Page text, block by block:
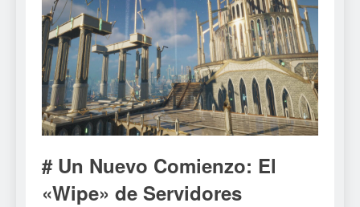
# Un Nuevo Comienzo: El
«Wipe» de Servidores